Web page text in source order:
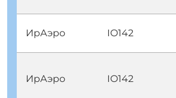
ИрАэро IO142
ИрАэро IO142